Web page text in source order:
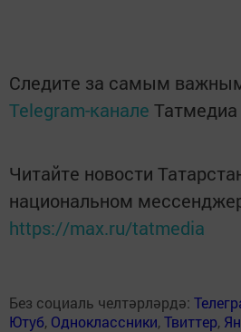
Следите за самым
Telegram-канале Татмедиа
Читайте новости
национальном
https://max.ru/tatmedia
Без социаль челтәрләрдә:
Ютуб, Одноклассники,Твиттер,